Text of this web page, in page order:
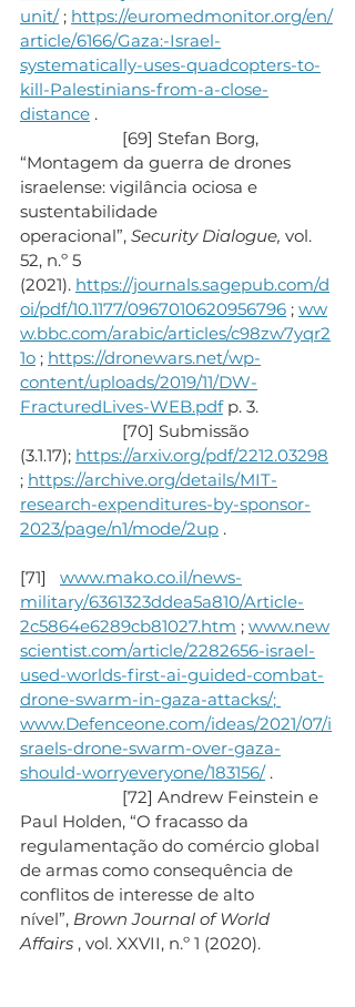
unit/ ; https://euromedmonitor.org/en/
article/6166/Gaza:-Israel-
systematically-uses-quadcopters-to-
kill-Palestinians-from-a-close-
distance .
[69] Stefan Borg,
“Montagem da guerra de drones
israelense: vigilância ociosa e
sustentabilidade
operacional”, Security Dialogue, vol.
52, n.º 5
(2021). https://journals.sagepub.com/d
oi/pdf/10.1177/0967010620956796 ; ww
w.bbc.com/arabic/articles/c98zw7yqr2
1o ; https://dronewars.net/wp-
content/uploads/2019/11/DW-
FracturedLives-WEB.pdf p. 3.
[70] Submissão
(3.1.17); https://arxiv.org/pdf/2212.03298
; https://archive.org/details/MIT-
research-expenditures-by-sponsor-
2023/page/n1/mode/2up .
[71] www.mako.co.il/news-
military/6361323ddea5a810/Article-
2c5864e6289cb81027.htm ; www.new
scientist.com/article/2282656-israel-
used-worlds-first-ai-guided-combat-
drone-swarm-in-gaza-attacks/;
www.Defenceone.com/ideas/2021/07/i
sraels-drone-swarm-over-gaza-
should-worryeveryone/183156/ .
[72] Andrew Feinstein e
Paul Holden, “O fracasso da
regulamentação do comércio global
de armas como consequência de
conflitos de interesse de alto
nível”, Brown Journal of World
Affairs , vol. XXVII, n.º 1 (2020).